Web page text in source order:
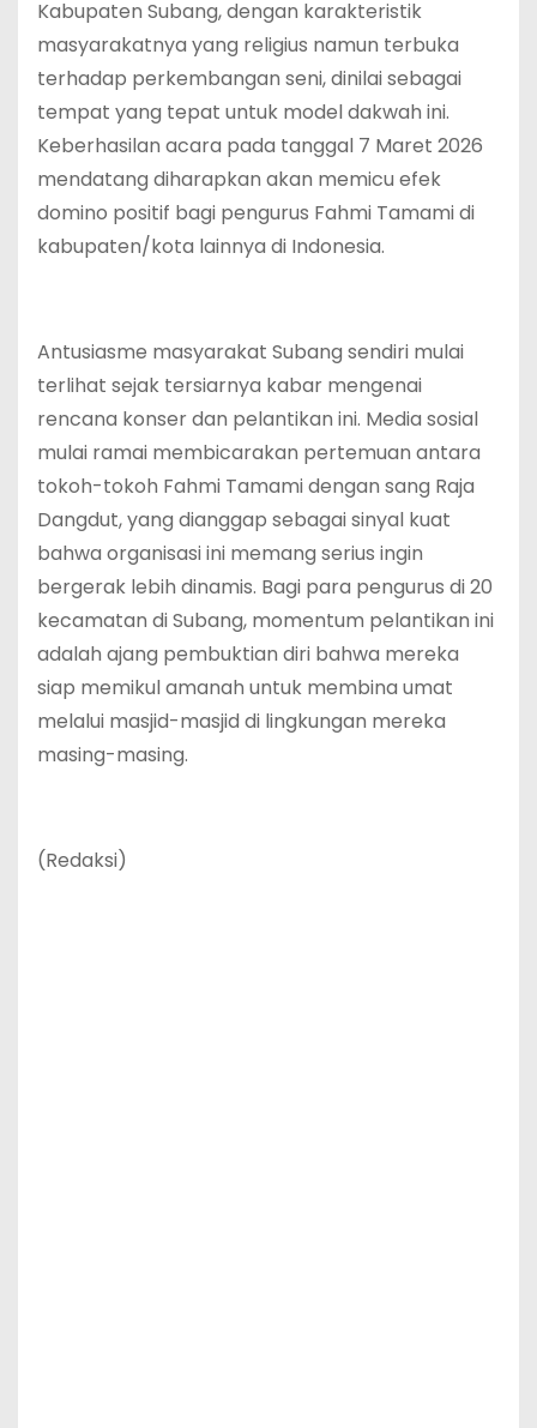
Kabupaten Subang, dengan karakteristik
masyarakatnya yang religius namun terbuka
terhadap perkembangan seni, dinilai sebagai
tempat yang tepat untuk model dakwah ini.
Keberhasilan acara pada tanggal 7 Maret 2026
mendatang diharapkan akan memicu efek
domino positif bagi pengurus Fahmi Tamami di
kabupaten/kota lainnya di Indonesia.
Antusiasme masyarakat Subang sendiri mulai
terlihat sejak tersiarnya kabar mengenai
rencana konser dan pelantikan ini. Media sosial
mulai ramai membicarakan pertemuan antara
tokoh-tokoh Fahmi Tamami dengan sang Raja
Dangdut, yang dianggap sebagai sinyal kuat
bahwa organisasi ini memang serius ingin
bergerak lebih dinamis. Bagi para pengurus di 20
kecamatan di Subang, momentum pelantikan ini
adalah ajang pembuktian diri bahwa mereka
siap memikul amanah untuk membina umat
melalui masjid-masjid di lingkungan mereka
masing-masing.
(Redaksi)